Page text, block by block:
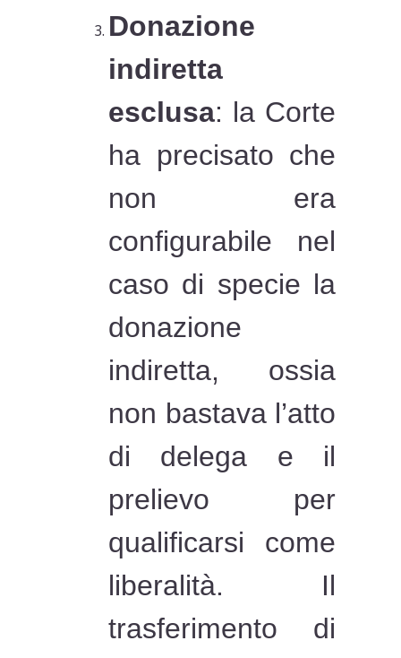
Donazione
indiretta
esclusa: la Corte
ha precisato che
non era
configurabile nel
caso di specie la
donazione
indiretta, ossia
non bastava l’atto
di delega e il
prelievo per
qualificarsi come
liberalità. Il
trasferimento di